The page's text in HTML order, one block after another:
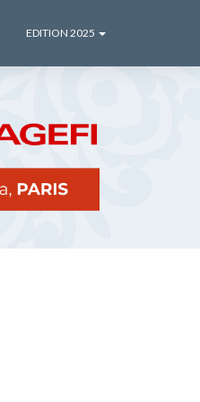
EDITION 2025